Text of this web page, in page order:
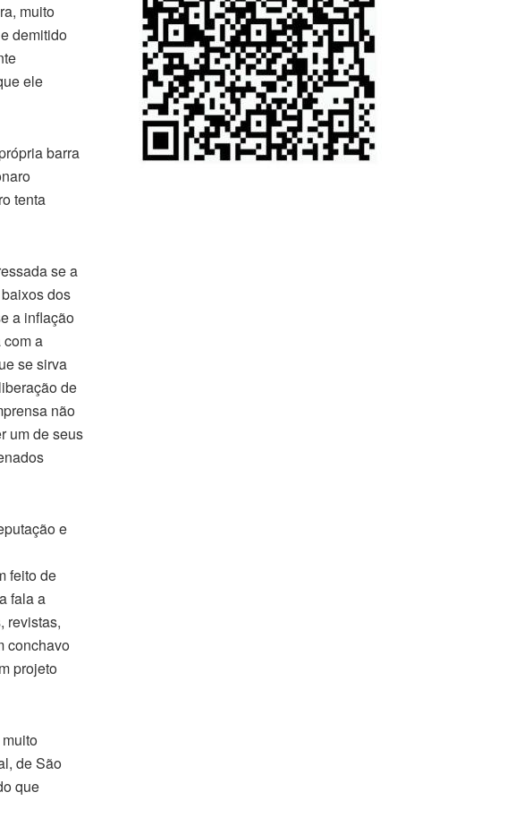
muito
demitido
ele
barra
tenta
se a
dos
a inflação
com a
se sirva
de
não
um de seus
e
feito de
fala a
revistas,
conchavo
projeto
de São
que